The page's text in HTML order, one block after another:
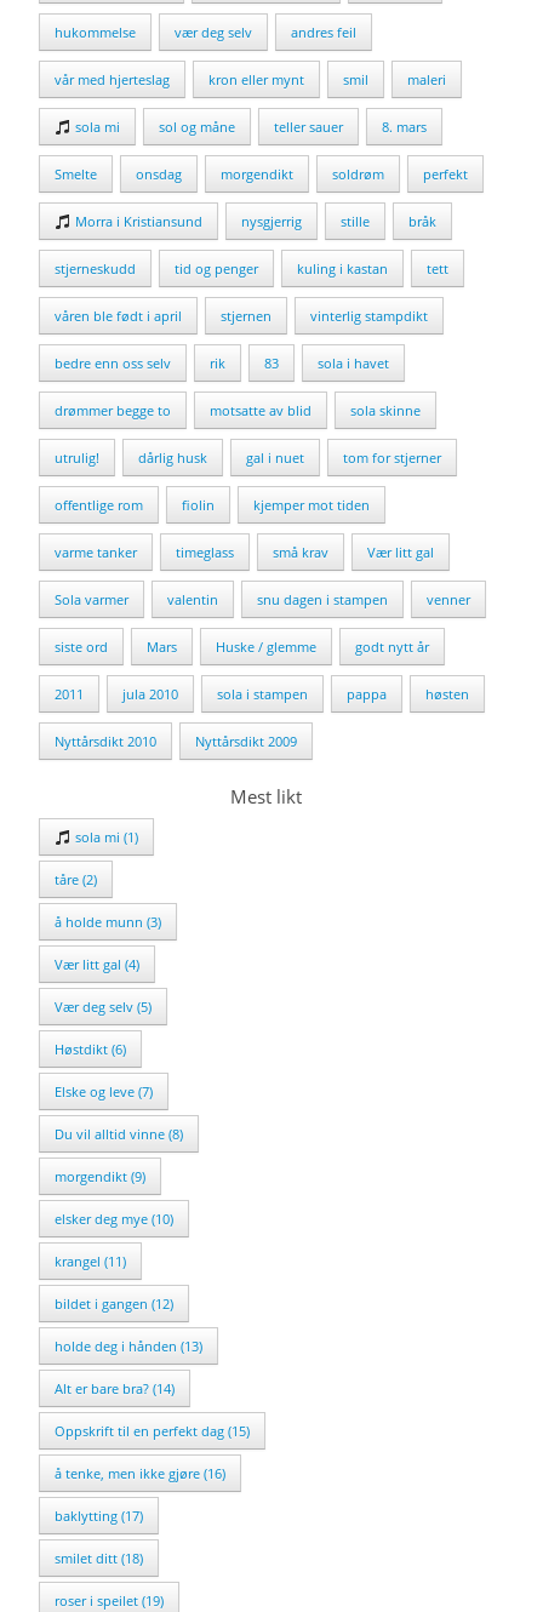
hukommelse vær deg selv andres feil
vår med hjerteslag kron eller mynt smil maleri
sola mi sol og måne teller sauer 8. mars
Smelte onsdag morgendikt soldrøm perfekt
Morra i Kristiansund nysgjerrig stille bråk
stjerneskudd tid og penger kuling i kastan tett
våren ble født i april stjernen vinterlig stampdikt
bedre enn oss selv rik 83 sola i havet
drømmer begge to motsatte av blid sola skinne
utrulig! dårlig husk gal i nuet tom for stjerner
offentlige rom fiolin kjemper mot tiden
varme tanker timeglass små krav Vær litt gal
Sola varmer valentin snu dagen i stampen venner
siste ord Mars Huske / glemme godt nytt år
2011 jula 2010 sola i stampen pappa høsten
Nyttårsdikt 2010 Nyttårsdikt 2009
Mest likt
sola mi (1)
tåre (2)
å holde munn (3)
Vær litt gal (4)
Vær deg selv (5)
Høstdikt (6)
Elske og leve (7)
Du vil alltid vinne (8)
morgendikt (9)
elsker deg mye (10)
krangel (11)
bildet i gangen (12)
holde deg i hånden (13)
Alt er bare bra? (14)
Oppskrift til en perfekt dag (15)
å tenke, men ikke gjøre (16)
baklytting (17)
smilet ditt (18)
roser i speilet (19)